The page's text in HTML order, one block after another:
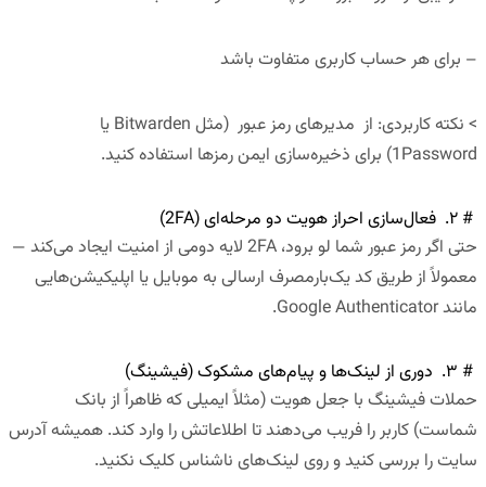
– برای هر حساب کاربری متفاوت باشد
> نکته کاربردی: از مدیرهای رمز عبور (مثل Bitwarden یا
1Password) برای ذخیره‌سازی ایمن رمزها استفاده کنید.
# ۲. فعال‌سازی احراز هویت دو مرحله‌ای (2FA)
حتی اگر رمز عبور شما لو برود، 2FA لایه دومی از امنیت ایجاد می‌کند —
معمولاً از طریق کد یک‌بارمصرف ارسالی به موبایل یا اپلیکیشن‌هایی
مانند Google Authenticator.
# ۳. دوری از لینک‌ها و پیام‌های مشکوک (فیشینگ)
حملات فیشینگ با جعل هویت (مثلاً ایمیلی که ظاهراً از بانک
شماست) کاربر را فریب می‌دهند تا اطلاعاتش را وارد کند. همیشه آدرس
سایت را بررسی کنید و روی لینک‌های ناشناس کلیک نکنید.